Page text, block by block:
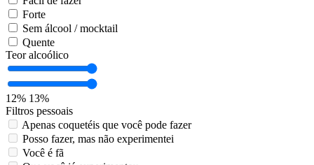
Forte
Sem álcool / mocktail
Quente
Teor alcoólico
12% 13%
Filtros pessoais
Apenas coquetéis que você pode fazer
Posso fazer, mas não experimentei
Você é fã